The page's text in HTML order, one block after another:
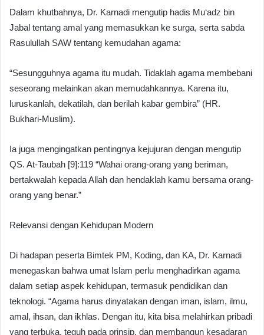
Dalam khutbahnya, Dr. Karnadi mengutip hadis Mu‘adz bin
Jabal tentang amal yang memasukkan ke surga, serta sabda
Rasulullah SAW tentang kemudahan agama:
“Sesungguhnya agama itu mudah. Tidaklah agama membebani
seseorang melainkan akan memudahkannya. Karena itu,
luruskanlah, dekatilah, dan berilah kabar gembira” (HR.
Bukhari-Muslim).
Ia juga mengingatkan pentingnya kejujuran dengan mengutip
QS. At-Taubah [9]:119 “Wahai orang-orang yang beriman,
bertakwalah kepada Allah dan hendaklah kamu bersama orang-
orang yang benar.”
Relevansi dengan Kehidupan Modern
Di hadapan peserta Bimtek PM, Koding, dan KA, Dr. Karnadi
menegaskan bahwa umat Islam perlu menghadirkan agama
dalam setiap aspek kehidupan, termasuk pendidikan dan
teknologi. “Agama harus dinyatakan dengan iman, islam, ilmu,
amal, ihsan, dan ikhlas. Dengan itu, kita bisa melahirkan pribadi
yang terbuka, teguh pada prinsip, dan membangun kesadaran